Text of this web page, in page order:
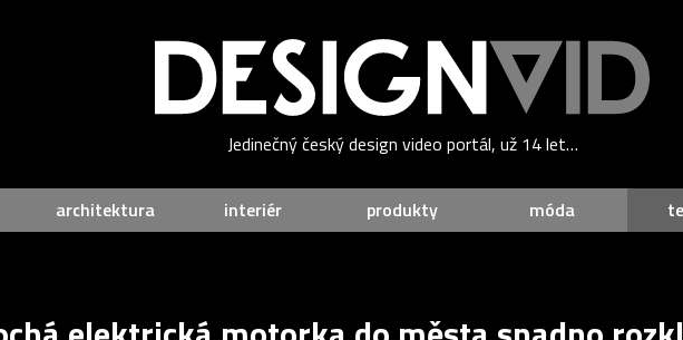
Jedinečný český design video portál, už 14 let…
architektura interiér produkty móda